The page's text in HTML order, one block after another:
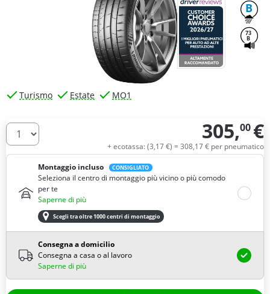
B
73
B
Turismo Estate MO1
Quantità 305,00 €
+ ecotassa: (3,17€) = 308,17€ per pneumatico
Montaggio incluso
CONSIGLIATO
Seleziona il centro di montaggio più vicino o più comodo
per te
Saperne di più
Scegli tra oltre 1000 centri di montaggio
Consegna a domicilio
Consegna a casa o al lavoro
Saperne di più